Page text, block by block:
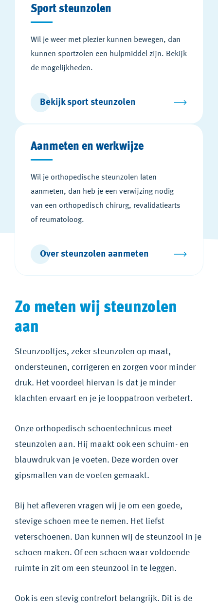
Sport steunzolen
Wil je weer met plezier kunnen bewegen, dan
kunnen sportzolen een hulpmiddel zijn. Bekijk
de mogelijkheden.
Bekijk sport steunzolen
Aanmeten en werkwijze
Wil je orthopedische steunzolen laten
aanmeten, dan heb je een verwijzing nodig
van een orthopedisch chirurg, revalidatiearts
of reumatoloog.
Over steunzolen aanmeten
Zo meten wij steunzolen
aan
Steunzooltjes, zeker steunzolen op maat,
ondersteunen, corrigeren en zorgen voor minder
druk. Het voordeel hiervan is dat je minder
klachten ervaart en je je looppatroon verbetert.
Onze orthopedisch schoentechnicus meet
steunzolen aan. Hij maakt ook een schuim- en
blauwdruk van je voeten. Deze worden over
gipsmallen van de voeten gemaakt.
Bij het afleveren vragen wij je om een goede,
stevige schoen mee te nemen. Het liefst
veterschoenen. Dan kunnen wij de steunzool in je
schoen maken. Of een schoen waar voldoende
ruimte in zit om een steunzool in te leggen.
Ook is een stevig contrefort belangrijk. Dit is de